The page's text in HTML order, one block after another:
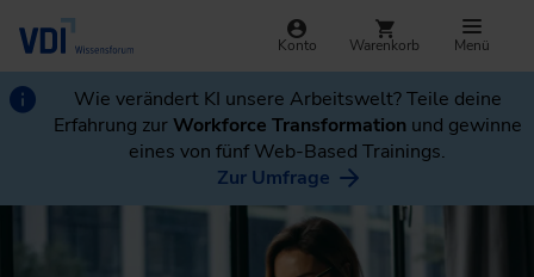
Konto Warenkorb Menü
Wie verändert KI unsere Arbeitswelt? Teile deine
Erfahrung zurWorkforce Transformation und gewinne
eines von fünf Web-Based Trainings.
Zur Umfrage